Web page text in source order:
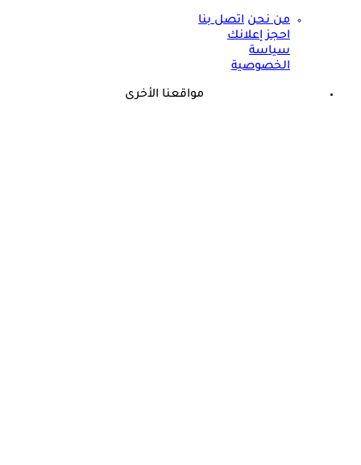
من نحن اتصل بنا
احجز إعلانك
سياسة
الخصوصية
مواقعنا الأخرى